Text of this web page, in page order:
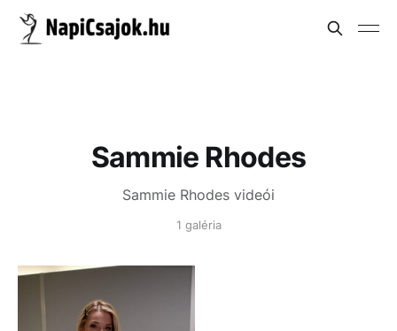
Sammie Rhodes
Sammie Rhodes videói
1 galéria